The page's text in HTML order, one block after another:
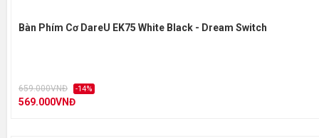
Bàn Phím Cơ DareU EK75 White Black - Dream Switch
659.000VNĐ -14%
569.000VNĐ